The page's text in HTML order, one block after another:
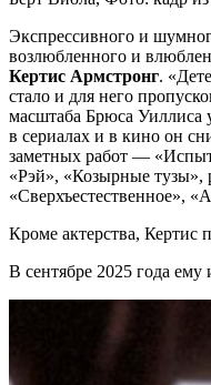
Экспрессивного и
возлюбленного и
Кертис Армстронг.
стало и для него
масштаба Брюса Уиллиса
в сериалах и в кино он
заметных работ —
«Рэй», «Козырные тузы»,
«Сверхъестественное»,
Кроме актерства, Кертис
В сентябре 2025 года ему